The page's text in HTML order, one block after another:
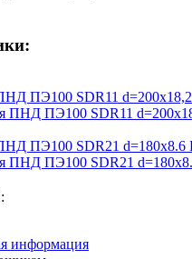
ПЭ100 SDR11
ПЭ100 SDR21 d=180х8.6
информация